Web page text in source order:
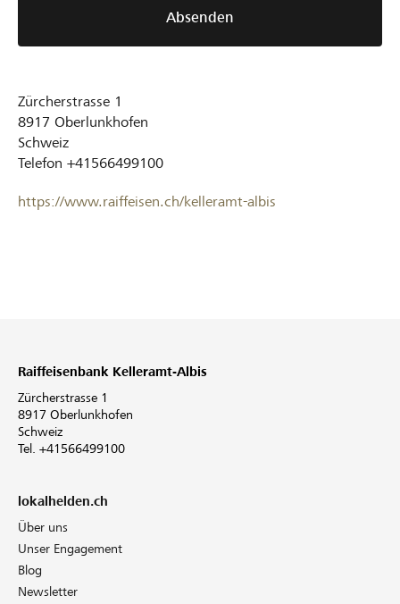
Absenden
Zürcherstrasse 1
8917 Oberlunkhofen
Schweiz
Telefon +41566499100
https://www.raiffeisen.ch/kelleramt-albis
Raiffeisenbank Kelleramt-Albis
Zürcherstrasse 1
8917 Oberlunkhofen
Schweiz
Tel. +41566499100
lokalhelden.ch
Über uns
Unser Engagement
Blog
Newsletter